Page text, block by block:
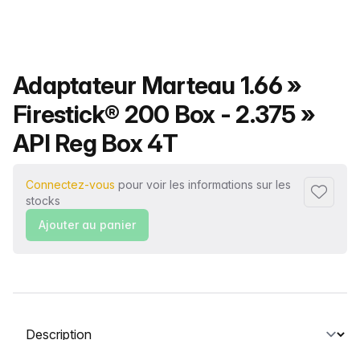
Nom du produit
Adaptateur Marteau 1.66 »
Firestick® 200 Box - 2.375 »
API Reg Box 4T
Connectez-vous pour voir les informations sur les
stocks
Ajouter
Ajouter au panier
Sélectionnez un onglet